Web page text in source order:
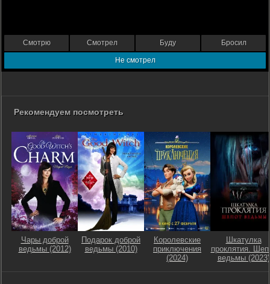
Смотрю Смотрел Буду Бросил
Не смотрел
Рекомендуем посмотреть
Чары доброй
ведьмы (2012)
Подарок доброй
ведьмы (2010)
Королевские
приключения
(2024)
Шкатулка
проклятия.
ведьмы (2023)